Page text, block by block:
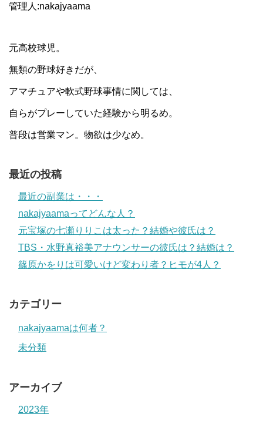
管理人:nakajyaama
元高校球児。
無類の野球好きだが、
アマチュアや軟式野球事情に関しては、
自らがプレーしていた経験から明るめ。
普段は営業マン。物欲は少なめ。
最近の投稿
最近の副業は・・・
nakajyaamaってどんな人？
元宝塚の七瀬りりこは太った？結婚や彼氏は？
TBS・水野真裕美アナウンサーの彼氏は？結婚は？
篠原かをりは可愛いけど変わり者？ヒモが4人？
カテゴリー
nakajyaamaは何者？
未分類
アーカイブ
2023年